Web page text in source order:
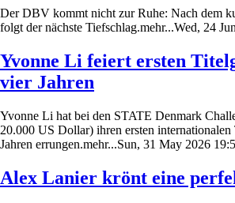
Der DBV kommt nicht zur Ruhe: Nach dem
folgt der nächste Tiefschlag.mehr...Wed, 24
Yvonne Li feiert ersten
vier Jahren
Yvonne Li hat bei den STATE Denmark
20.000 US Dollar) ihren ersten
Jahren errungen.mehr...Sun, 31 May 2026
Alex Lanier krönt eine